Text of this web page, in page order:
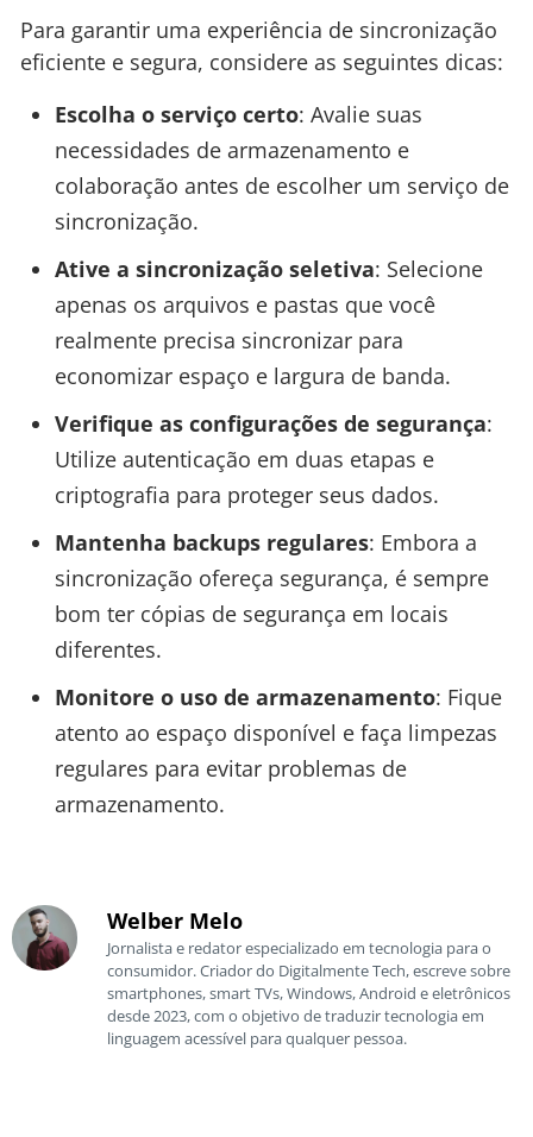
Para garantir uma experiência de sincronização
eficiente e segura, considere as seguintes dicas:
Escolha o serviço certo: Avalie suas
necessidades de armazenamento e
colaboração antes de escolher um serviço de
sincronização.
Ative a sincronização seletiva: Selecione
apenas os arquivos e pastas que você
realmente precisa sincronizar para
economizar espaço e largura de banda.
Verifique as configurações de segurança:
Utilize autenticação em duas etapas e
criptografia para proteger seus dados.
Mantenha backups regulares: Embora a
sincronização ofereça segurança, é sempre
bom ter cópias de segurança em locais
diferentes.
Monitore o uso de armazenamento: Fique
atento ao espaço disponível e faça limpezas
regulares para evitar problemas de
armazenamento.
Welber Melo
Jornalista e redator especializado em tecnologia para o
consumidor. Criador do Digitalmente Tech, escreve sobre
smartphones, smart TVs, Windows, Android e eletrônicos
desde 2023, com o objetivo de traduzir tecnologia em
linguagem acessível para qualquer pessoa.